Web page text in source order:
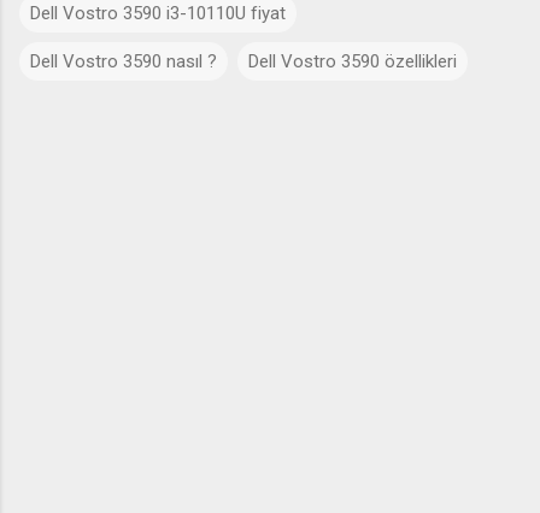
Dell Vostro 3590 i3-10110U fiyat
Dell Vostro 3590 nasıl ? Dell Vostro 3590 özellikleri